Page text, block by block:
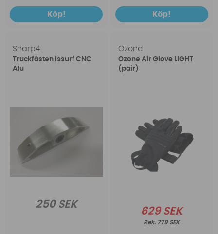
Köp! Köp!
Sharp4
Truckfästen issurf CNC
Alu
250 SEK
Ozone
Ozone Air Glove LIGHT
(pair)
629 SEK
779 SEK